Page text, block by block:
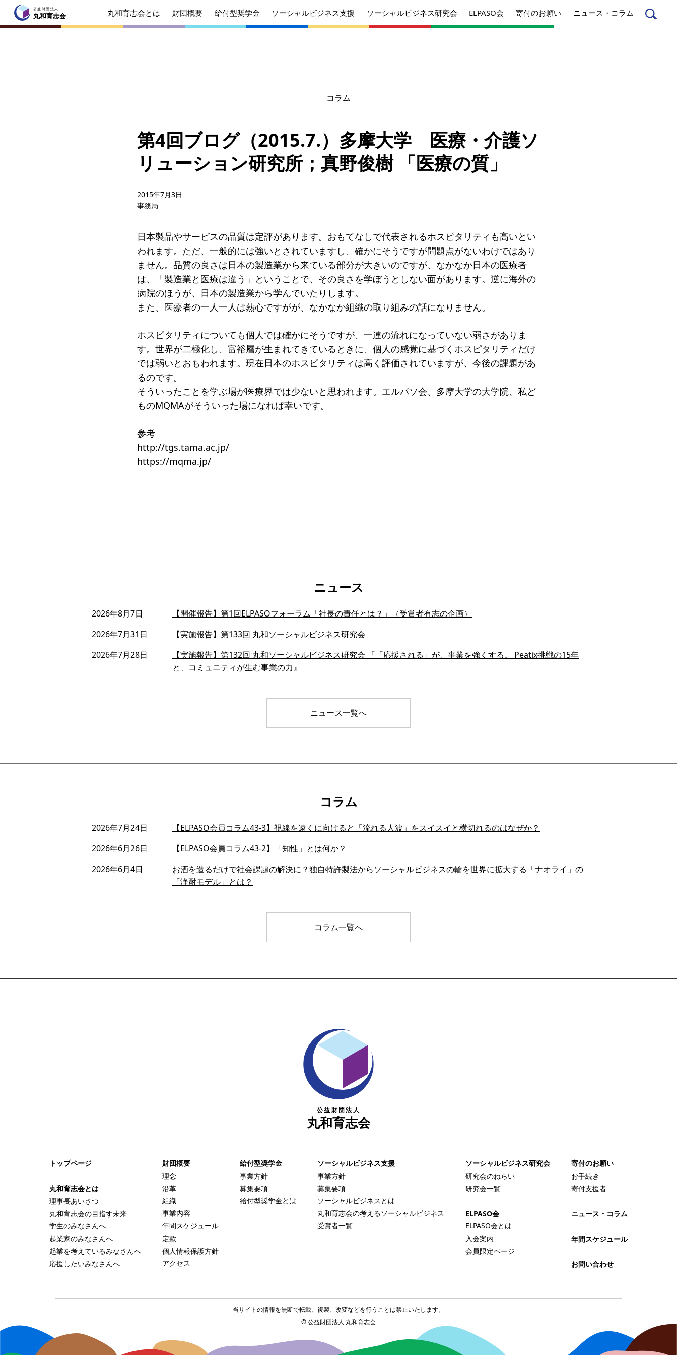
公益財団法人
丸和育志会
丸和育志会の目指す未来
みなさんへ
組織
事業内容
年間スケジュール
定款 個人情報保護方針
ソーシャルビジネス支援
受賞者一覧
ソーシャルビジネス研究会
研究会のねらい
研究会一覧
ELPASO会とは 入会案内
会員限定ページ
お手続き
寄付支援者
公益財団法人
丸和育志会 丸和育志会とは 財団概要 給付型奨学金 ソーシャルビジネス支援 ソーシャルビジネス研究会 ELPASO会 寄付のお願い ニュース・コラム
コラム
第4回ブログ（2015.7.）多摩大学 医療・介護ソ
リューション研究所；真野俊樹 「医療の質」
2015年7月3日
事務局
日本製品やサービスの品質は定評があります。おもてなしで代表されるホスピタリティも高いとい
われます。ただ、一般的には強いとされていますし、確かにそうですが問題点がないわけではあり
ません。品質の良さは日本の製造業から来ている部分が大きいのですが、なかなか日本の医療者
は、「製造業と医療は違う」ということで、その良さを学ぼうとしない面があります。逆に海外の
病院のほうが、日本の製造業から学んでいたりします。
また、医療者の一人一人は熱心ですがが、なかなか組織の取り組みの話になりません。
ホスピタリティについても個人では確かにそうですが、一連の流れになっていない弱さがありま
す。世界が二極化し、富裕層が生まれてきているときに、個人の感覚に基づくホスピタリティだけ
では弱いとおもわれます。現在日本のホスピタリティは高く評価されていますが、今後の課題があ
るのです。
そういったことを学ぶ場が医療界では少ないと思われます。エルパソ会、多摩大学の大学院、私ど
ものMQMAがそういった場になれば幸いです。
参考
http://tgs.tama.ac.jp/
https://mqma.jp/
ニュース
2026年8月7日
【開催報告】第1回ELPASOフォーラム「社長の責任とは？」（受賞者有志の企画）
2026年7月31日
【実施報告】第133回 丸和ソーシャルビジネス研究会
2026年7月28日
【実施報告】第132回 丸和ソーシャルビジネス研究会 『「応援される」が、事業を強くする。 Peatix挑戦の15年
と、コミュニティが生む事業の力』
ニュース一覧へ
コラム
2026年7月24日
【ELPASO会員コラム43-3】視線を遠くに向けると「流れる人波」をスイスイと横切れるのはなぜか？
2026年6月26日
【ELPASO会員コラム43-2】「知性」とは何か？
2026年6月4日
お酒を造るだけで社会課題の解決に？独自特許製法からソーシャルビジネスの輪を世界に拡大する「ナオライ」の
「浄酎モデル」とは？
コラム一覧へ
公益財団法人
丸和育志会
トップページ
丸和育志会とは
理事長あいさつ
丸和育志会の目指す未来
学生のみなさんへ
起業家のみなさんへ
起業を考えているみなさんへ
応援したいみなさんへ
財団概要
理念
沿革
組織
事業内容
年間スケジュール
定款
個人情報保護方針
アクセス
給付型奨学金
事業方針
募集要項
給付型奨学金とは
ソーシャルビジネス支援
事業方針
募集要項
ソーシャルビジネスとは
丸和育志会の考えるソーシャルビジネス
受賞者一覧
ソーシャルビジネス研究会
研究会のねらい
研究会一覧
ELPASO会
ELPASO会とは
入会案内
会員限定ページ
寄付のお願い
お手続き
寄付支援者
ニュース・コラム
年間スケジュール
お問い合わせ
当サイトの情報を無断で転載、複製、改変などを行うことは禁止いたします。
©公益財団法人 丸和育志会